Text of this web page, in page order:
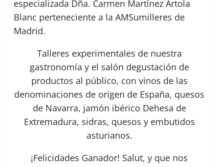
especializada Dña. Carmen Martínez Artola
Blanc perteneciente a la AMSumilleres de
Madrid.
Talleres experimentales de nuestra
gastronomía y el salón degustación de
productos al público, con vinos de las
denominaciones de origen de España, quesos
de Navarra, jamón ibérico Dehesa de
Extremadura, sidras, quesos y embutidos
asturianos.
¡Felicidades Ganador! Salut, y que nos